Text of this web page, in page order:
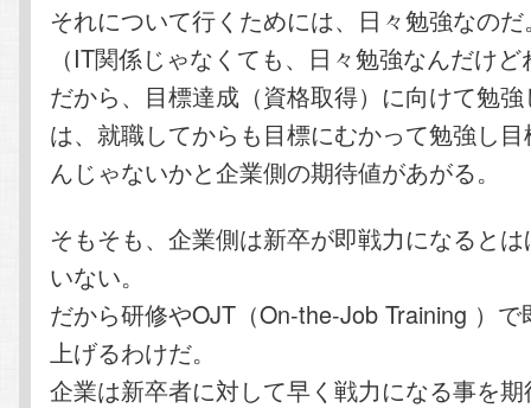
それについて行くためには、日々勉強なのだ
（IT関係じゃなくても、日々勉強なんだけど
だから、目標達成（資格取得）に向けて勉
は、就職してからも目標にむかって勉強し
んじゃないかと企業側の期待値があがる。
そもそも、企業側は新卒が即戦力になると
いない。
だから研修やOJT（On-the-Job Training ）
上げるわけだ。
企業は新卒者に対して早く戦力になる事を